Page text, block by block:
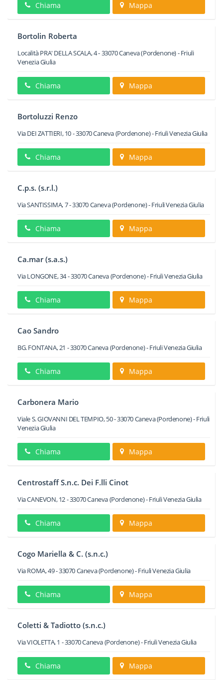
Chiama Mappa
Bortolin Roberta
Località PRA' DELLA SCALA, 4-33070Caneva(Pordenone) -Friuli
Venezia Giulia
Chiama Mappa
Bortoluzzi Renzo
Via DEI ZATTIERI, 10-33070Caneva(Pordenone) -Friuli Venezia Giulia
Chiama Mappa
C.p.s. (s.r.l.)
Via SANTISSIMA, 7-33070Caneva(Pordenone) -Friuli Venezia Giulia
Chiama Mappa
Ca.mar (s.a.s.)
Via LONGONE, 34-33070Caneva(Pordenone) -Friuli Venezia Giulia
Chiama Mappa
Cao Sandro
BG. FONTANA, 21 -33070Caneva(Pordenone) -Friuli Venezia Giulia
Chiama Mappa
Carbonera Mario
Viale S. GIOVANNI DEL TEMPIO, 50-33070Caneva(Pordenone) -Friuli
Venezia Giulia
Chiama Mappa
Centrostaff S.n.c. Dei F.lli Cinot
Via CANEVON, 12-33070Caneva(Pordenone) -Friuli Venezia Giulia
Chiama Mappa
Cogo Mariella & C. (s.n.c.)
Via ROMA, 49-33070Caneva(Pordenone) -Friuli Venezia Giulia
Chiama Mappa
Coletti & Tadiotto (s.n.c.)
Via VIOLETTA, 1 -33070Caneva(Pordenone) -Friuli Venezia Giulia
Chiama Mappa